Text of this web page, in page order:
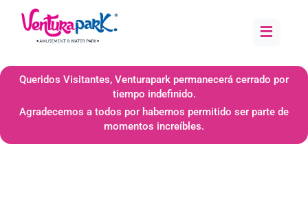
≡
Queridos Visitantes, Venturapark permanecerá cerrado por
tiempo indefinido.
Agradecemos a todos por habernos permitido ser parte de
momentos increíbles.